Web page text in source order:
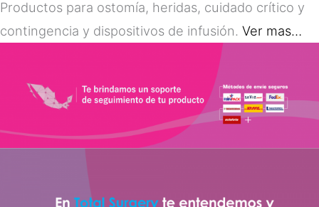
Productos para ostomía, heridas, cuidado crítico y
contingencia y dispositivos de infusión. Ver mas…